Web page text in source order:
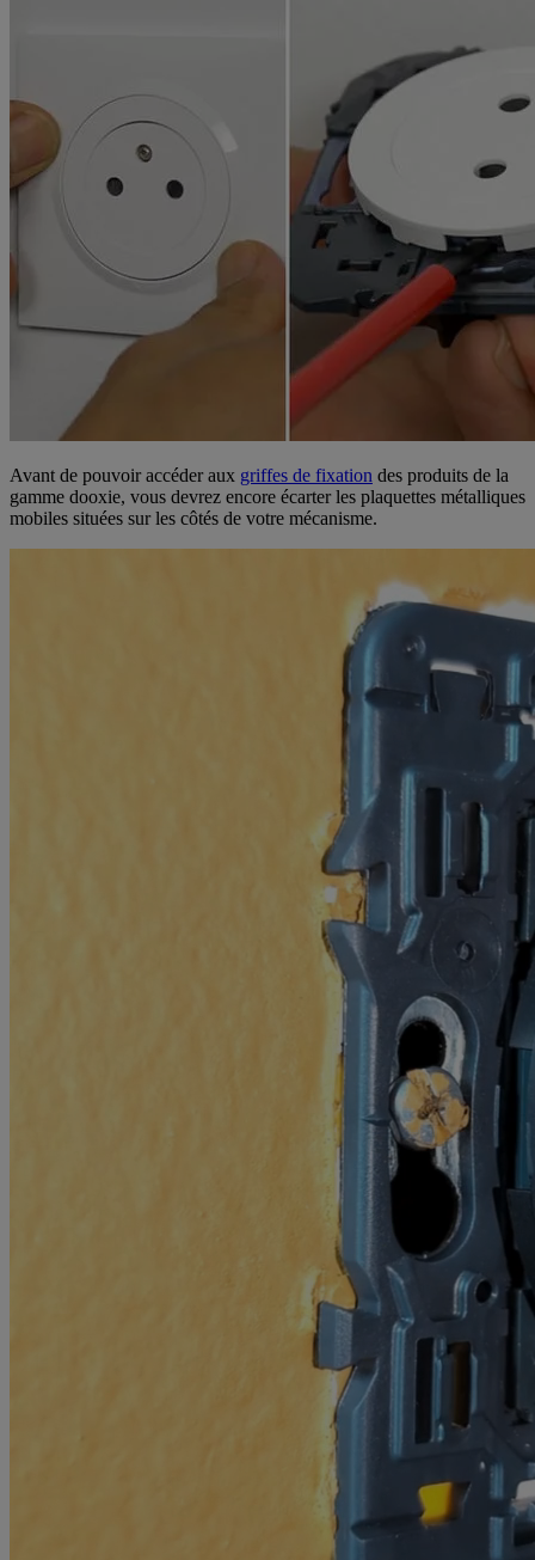
Avant de pouvoir accéder aux griffes de fixation des produits de la
gamme dooxie, vous devrez encore écarter les plaquettes métalliques
mobiles situées sur les côtés de votre mécanisme.